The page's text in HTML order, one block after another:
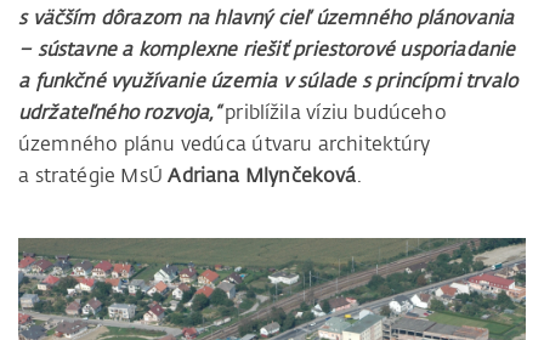
s väčším dôrazom na hlavný cieľ územného plánovania
– sústavne a komplexne riešiť priestorové usporiadanie
a funkčné využívanie územia v súlade s princípmi trvalo
udržateľného rozvoja,“priblížila víziu budúceho
územného plánu vedúca útvaru architektúry
a stratégie MsÚAdriana Mlynčeková.